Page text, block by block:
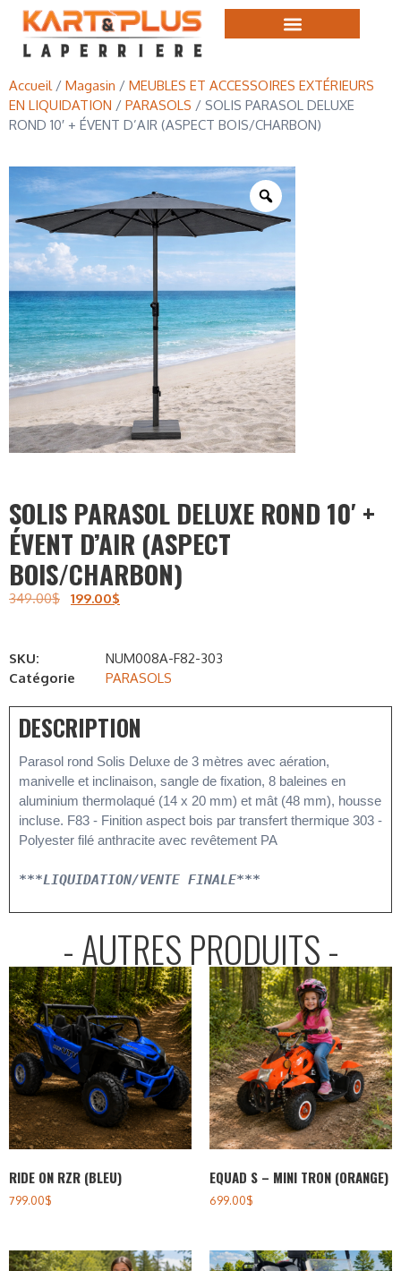
Accueil/ Magasin / MEUBLES ET ACCESSOIRES EXTÉRIEURS
EN LIQUIDATION / PARASOLS / SOLIS PARASOL DELUXE
ROND 10′ + ÉVENT D’AIR (ASPECT BOIS/CHARBON)
SOLIS PARASOL DELUXE ROND 10′ +
ÉVENT D’AIR (ASPECT
BOIS/CHARBON)
349.00$ 199.00$
SKU:
NUM008A-F82-303
Catégorie
PARASOLS
DESCRIPTION
Parasol rond Solis Deluxe de 3 mètres avec aération,
manivelle et inclinaison, sangle de fixation, 8 baleines en
aluminium thermolaqué (14 x 20 mm) et mât (48 mm), housse
incluse. F83 - Finition aspect bois par transfert thermique 303 -
Polyester filé anthracite avec revêtement PA
***LIQUIDATION/VENTE FINALE***
- AUTRES PRODUITS -
RIDE ON RZR (BLEU)
799.00$
EQUAD S – MINI TRON (ORANGE)
699.00$